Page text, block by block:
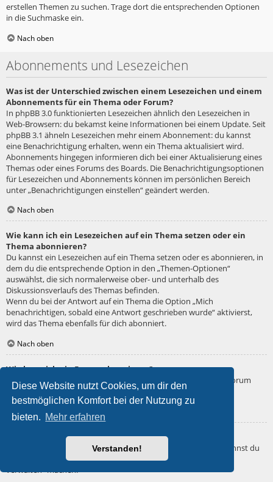
Diese Website nutzt Cookies, um dir den
bestmöglichen Komfort bei der Nutzung zu
bieten. Mehr erfahren
Verstanden!
erstellen Themen zu suchen. Trage dort die entsprechenden Optionen
in die Suchmaske ein.
Nach oben
Abonnements und Lesezeichen
Was ist der Unterschied zwischen einem Lesezeichen und einem
Abonnements für ein Thema oder Forum?
In phpBB 3.0 funktionierten Lesezeichen ähnlich den Lesezeichen in
Web-Browsern: du bekamst keine Informationen bei einem Update. Seit
phpBB 3.1 ähneln Lesezeichen mehr einem Abonnement: du kannst
eine Benachrichtigung erhalten, wenn ein Thema aktualisiert wird.
Abonnements hingegen informieren dich bei einer Aktualisierung eines
Themas oder eines Forums des Boards. Die Benachrichtigungsoptionen
für Lesezeichen und Abonnements können im persönlichen Bereich
unter „Benachrichtigungen einstellen“ geändert werden.
Nach oben
Wie kann ich ein Lesezeichen auf ein Thema setzen oder ein
Thema abonnieren?
Du kannst ein Lesezeichen auf ein Thema setzen oder es abonnieren, in
dem du die entsprechende Option in den „Themen-Optionen“
auswählst, die sich normalerweise ober- und unterhalb des
Diskussionsverlaufs des Themas befinden.
Wenn du bei der Antwort auf ein Thema die Option „Mich
benachrichtigen, sobald eine Antwort geschrieben wurde“ aktivierst,
wird das Thema ebenfalls für dich abonniert.
Nach oben
Wie kann ich ein Forum abonnieren?
Um ein Forum zu abonnieren, verwende im Forum den Link „Forum
abonnieren“, der sich meist am Ende der Seite befindet.
Nach oben
Wie deaktiviere ich meine Abonnements?
Wenn du mehrere Abonnements deaktivieren möchtest, so kannst du
dies im persönlichen Bereich unter „Einstieg“ – „Abonnements
verwalten“ machen.